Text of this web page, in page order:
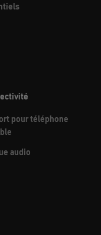
pour téléphone
audio